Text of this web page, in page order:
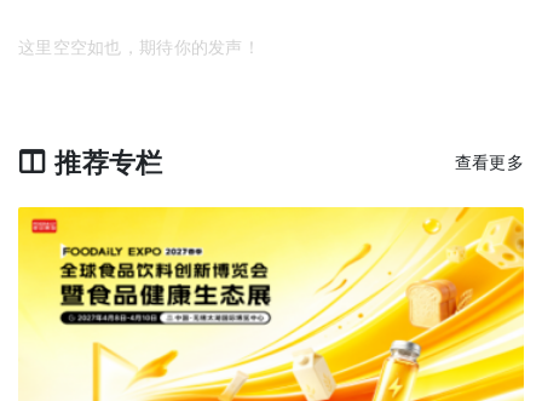
这里空空如也，期待你的发声！
推荐专栏 查看更多